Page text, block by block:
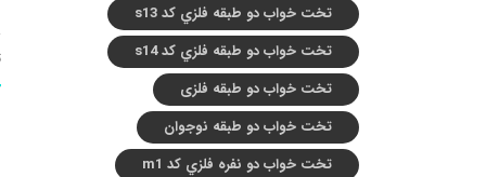
تخت خواب دو طبقه فلزي کد s13
تخت خواب دو طبقه فلزي کد s14
تخت خواب دو طبقه فلزی
تخت خواب دو طبقه نوجوان
تخت خواب دو نفره فلزي کد m1